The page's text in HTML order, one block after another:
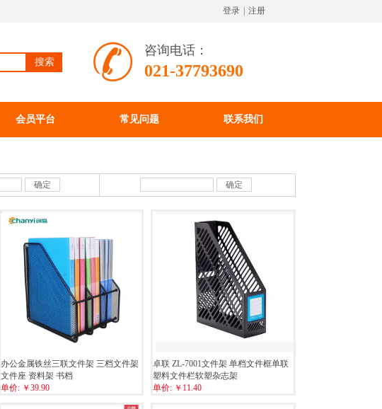
登录 注册
咨询电话：
021-37793690
搜索
会员平台 常见问题 联系我们
确定 确定
办公金属铁丝三联文件架 三档文件架
文件座 资料架 书档
单价: ￥39.90
卓联 ZL-7001文件架 单档文件框单联
塑料文件栏软塑杂志架
单价: ￥11.40